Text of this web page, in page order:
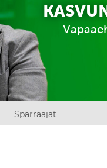
Sparraajat